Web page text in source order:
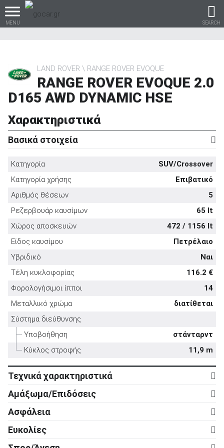
MENU SEARCH
Βρες τα πάντα για το
αυτοκίνητο!
Καινούρια
Μεταχειρισμένα
ΑΝΑΖΗΤΗΣΗ
Επιχειρήσεις
LAND ROVER RANGE ROVER EVOQUE
RANGE ROVER EVOQUE 2.0
D165 AWD DYNAMIC HSE
Χαρακτηριστικά
Βασικά στοιχεία
Κατηγορία
SUV/Crossover
Κατηγορία χρήσης
Επιβατικό
Αριθμός θέσεων
5
Ρεζερβουάρ καυσίμων
65 lt
Χώρος αποσκευών
472 / 1156 lt
Είδος καυσίμου
Πετρέλαιο
Υβριδικό
Ναι
Τέλη κυκλοφορίας
116.2 €
Φορολογήσιμοι ίπποι
14
Μεταλλικό χρώμα
διατίθεται
Σύστημα διεύθυνσης
Υποβοήθηση
στάνταρντ
Κύκλος στροφής
11,9 m
Τεχνικά χαρακτηριστικά
Κινητήρας
Κύλινδροι
4
Βαλβίδες
16
Κυβισμός
1.999 cc
Ισχύς
163 ps
Αμάξωμα/Επιδόσεις
Αμάξωμα
Τύπος
5d
Αριθμός θυρών
5
Ασφάλεια
Ενεργητική ασφάλεια
ABS
στάνταρντ
Ευκολίες
Ρυθμιζόμενο τιμόνι σε ύψος